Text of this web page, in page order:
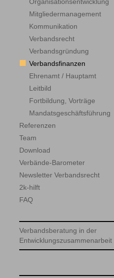
Mitgliedermanagement
Kommunikation
Verbandsrecht
Verbandsgründung
Verbandsfinanzen
Ehrenamt / Hauptamt
Leitbild
Fortbildung, Vorträge
Mandatsgeschäftsführung
Referenzen
Team
Download
Verbände-Barometer
Newsletter Verbandsrecht
2k-hilft
FAQ
Verbandsberatung in der
Entwicklungszusammenarbeit